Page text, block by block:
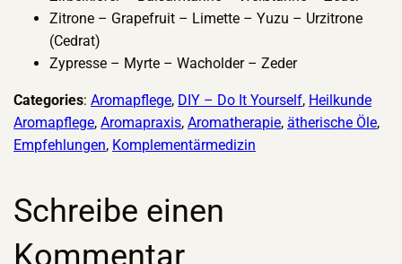
Zitrone – Grapefruit – Limette – Yuzu – Urzitrone
(Cedrat)
Zypresse – Myrte – Wacholder – Zeder
Categories:Aromapflege, DIY – Do It Yourself, Heilkunde
Aromapflege, Aromapraxis, Aromatherapie, ätherische Öle
Empfehlungen, Komplementärmedizin
Schreibe einen
Kommentar